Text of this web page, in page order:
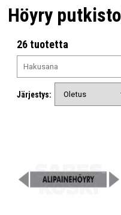
Höyry
26 tuotetta
Järjestys: